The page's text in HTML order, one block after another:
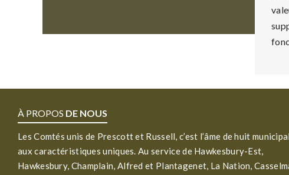
À PROPOS DE NOUS
Les Comtés unis de Prescott et Russell, c’est l’âme de huit
aux caractéristiques uniques. Au service de Hawkesbury-Est,
Hawkesbury, Champlain, Alfred et Plantagenet, La Nation,